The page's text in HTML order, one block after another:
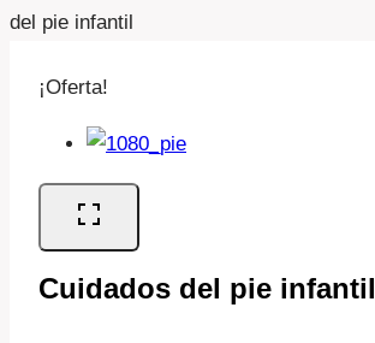
del pie infantil
¡Oferta!
Cuidados del pie infantil